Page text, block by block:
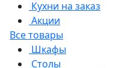
Кухни на заказ
Акции
Все товары
Шкафы
Столы